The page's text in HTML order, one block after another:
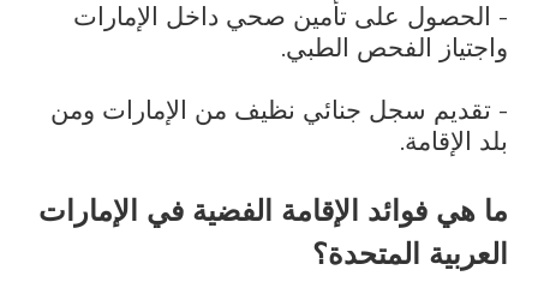
- الحصول على تأمين صحي داخل الإمارات
واجتياز الفحص الطبي.
- تقديم سجل جنائي نظيف من الإمارات ومن
بلد الإقامة.
ما هي فوائد الإقامة الفضية في الإمارات
العربية المتحدة؟